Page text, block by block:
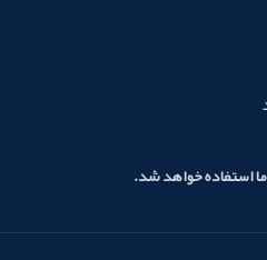
ما استفاده خواهد شد.